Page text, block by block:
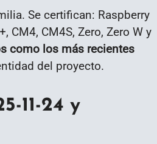
Se certifican: Raspberry
CM4, CM4S, Zero, Zero W y
como los más recientes
del proyecto.
11-24 y